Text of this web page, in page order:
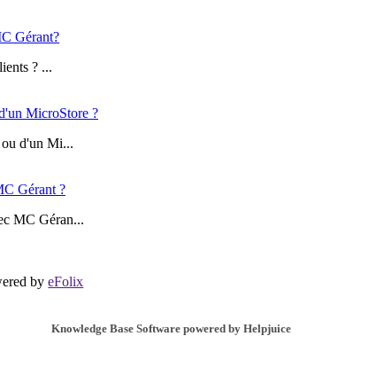
Gérant?
? ...
MicroStore ?
ou d'un Mi...
Gérant ?
MC Géran...
byeFolix
Knowledge Base Software powered by Helpjuice